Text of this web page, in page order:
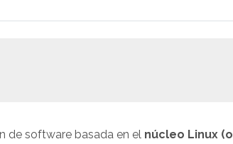
de software basada en el núcleo Linux (o